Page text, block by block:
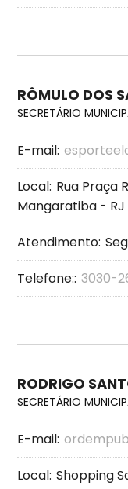
RÔMULO DOS
SECRETÁRIO
E-mail:
Local: Rua Praça
Mangaratiba - RJ
Atendimento:
Telefone:: 3030-
RODRIGO
SECRETÁRIO
E-mail:
Local: Shopping